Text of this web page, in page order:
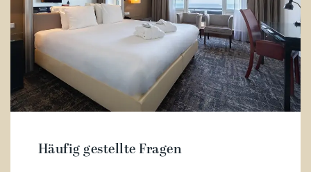
Häufig gestellte Fragen